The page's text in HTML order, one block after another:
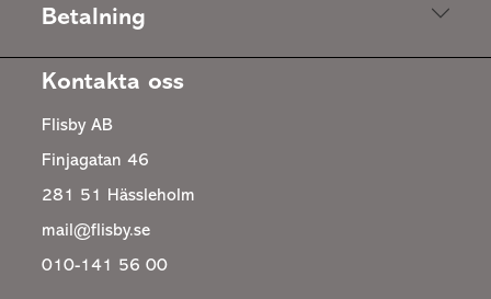
Betalning
Kontakta oss
Flisby AB
Finjagatan 46
281 51 Hässleholm
mail@flisby.se
010-141 56 00